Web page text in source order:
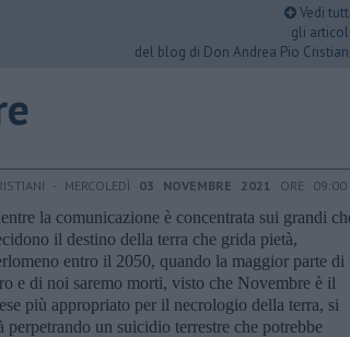
Vedi tutti
gli articoli
del blog di Don Andrea Pio Cristiani
- MERCOLEDÌ 03 NOVEMBRE 2021 ORE 09:00
la comunicazione è concentrata sui grandi
il destino della terra che grida pietà,
entro il 2050, quando la maggior parte di
e di noi saremo morti, visto che Novembre è il
più appropriato per il necrologio della terra, si
perpetrando un suicidio terrestre che potrebbe